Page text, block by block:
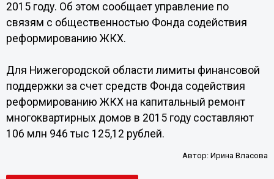
2015 году. Об этом сообщает управление по
связям с общественностью Фонда содействия
реформированию ЖКХ.
Для Нижегородской области лимиты финансовой
поддержки за счет средств Фонда содействия
реформированию ЖКХ на капитальный ремонт
многоквартирных домов в 2015 году составляют
106 млн 946 тыс 125,12 рублей.
Автор:Ирина Власова